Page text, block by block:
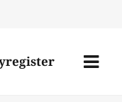
Menü